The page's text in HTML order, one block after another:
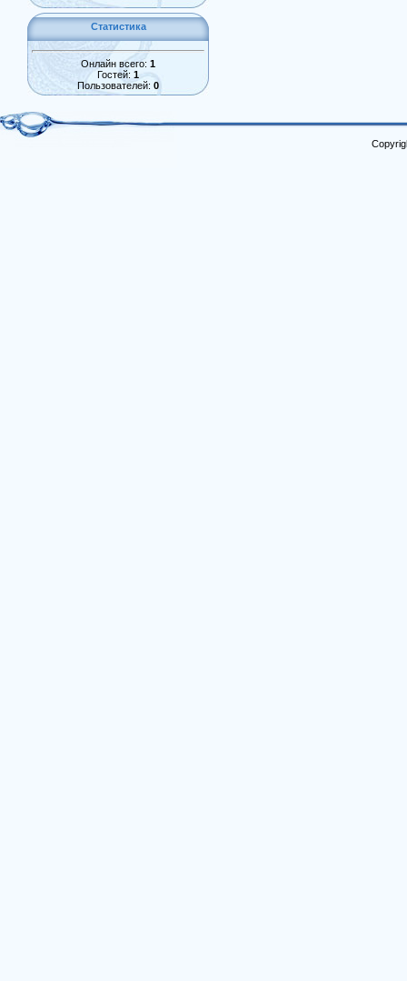
Статистика
Онлайн всего: 1
Гостей: 1
Пользователей: 0